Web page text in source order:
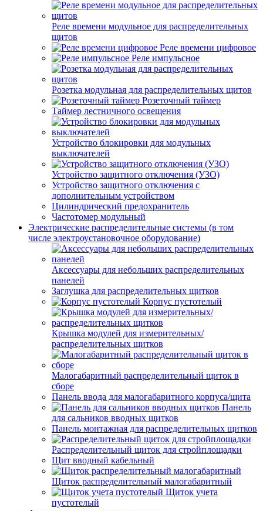
Реле времени модульное для распределительных
щитов
Реле времени цифровое
Реле импульсное
Розетка модульная для распределительных щитов
Розеточный таймер
Таймер лестничного освещения
Устройство блокировки для модульных
выключателей
Устройство защитного отключения (УЗО)
Устройство защитного отключения с
дополнительным устройством
Цилиндрический предохранитель
Частотомер модульный
Электрические распределительные системы (в том
числе электроустановочное оборудование)
Аксессуары для небольших распределительных
панелей
Заглушка для распределительных щитков
Корпус пустотелый
Крышка модулей для измерительных/
распределительных щитков
Малогабаритный распределительный щиток в
сборе
Панель ввода для малогабаритного корпуса/щита
Панель
для сальников вводных щитков
Панель монтажная для распределительных щитков
Распределительный щиток для стройплощадки
Щит вводный кабельный
Щиток распределительный малогабаритный
Щиток учета
пустотелый